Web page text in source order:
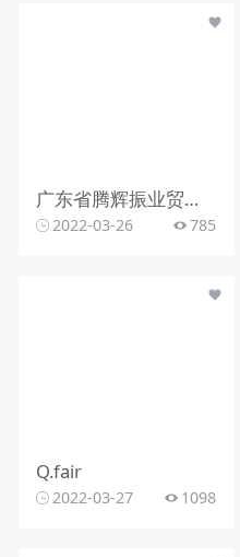
广东省腾辉振业贸易有限公司
2022-03-26 785
Q.fair
2022-03-27 1098